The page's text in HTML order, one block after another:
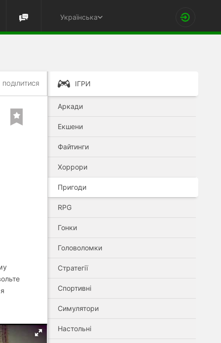
Українська
ПОДІЛИТИСЯ ІГРИ
Аркади
Екшени
Файтинги
Хоррори
Пригоди
RPG
Гонки
Головоломки
Стратегії
Спортивні
Симулятори
Настольні